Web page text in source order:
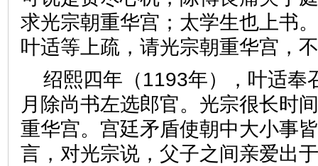
求光宗朝重华宫；太学生也上书
叶适等上疏，请光宗朝重华宫，
绍熙四年（1193年），叶适奉
月除尚书左选郎官。光宗很长时
重华宫。宫廷矛盾使朝中大小事
言，对光宗说，父子之间亲爱出